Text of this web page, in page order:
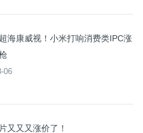
海康威视！小米打响消费类IPC涨
06
又又又涨价了！